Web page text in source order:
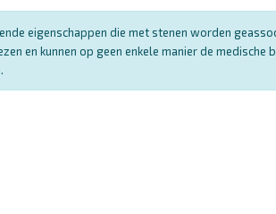
eigenschappen die met stenen worden
en kunnen op geen enkele manier de medische